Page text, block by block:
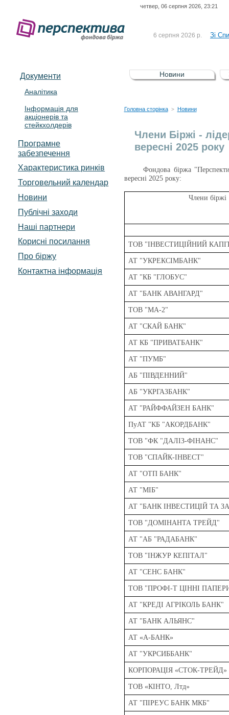
четвер, 06 серпня 2026, 23:21
6 серпня 2026 р. Зі
5 серпня 2026 р.
Зі
UA4000232607)
4 серпня 2026 р.
Документи
Аналітика
Інформація для
акціонерів та
стейкхолдерів
Програмне
забезпечення
Характеристика pинків
Торговельний календар
Новини
Публічні заходи
Наші партнери
Корисні посилання
Про біржу
Контактна інформація
Новини
Головна сторінка > Новини
Члени Біржі -
вересні 2025 року
Фондова біржа
вересні 2025 року:
Члени біржі
ТОВ "ІНВЕСТИЦІЙНИЙ
АТ "УКРЕКСІМБАНК"
АТ "КБ "ГЛОБУС"
АТ "БАНК АВАНГАРД"
ТОВ "МА-2"
АТ "СКАЙ БАНК"
АТ КБ "ПРИВАТБАНК"
АТ "ПУМБ"
АБ "ПІВДЕННИЙ"
АБ "УКРГАЗБАНК"
АТ "РАЙФФАЙЗЕН БАНК"
ПуАТ "КБ "АКОРДБАНК"
ТОВ "ФК "ДАЛІЗ-ФІНАНС"
ТОВ "СПАЙК-ІНВЕСТ"
АТ "ОТП БАНК"
АТ "МІБ"
АТ "БАНК ІНВЕСТИЦІЙ ТА
ТОВ "ДОМІНАНТА ТРЕЙД"
АТ "АБ "РАДАБАНК"
ТОВ "ІНЖУР КЕПІТАЛ"
АТ "СЕНС БАНК"
ТОВ "ПРОФІ-Т ЦІННІ
АТ "КРЕДІ АГРІКОЛЬ БАНК"
АТ "БАНК АЛЬЯНС"
АТ «А-БАНК»
АТ "УКРСИББАНК"
КОРПОРАЦІЯ «СТОК-ТРЕЙД»
ТОВ «КІНТО, Лтд»
АТ "ПІРЕУС БАНК МКБ"